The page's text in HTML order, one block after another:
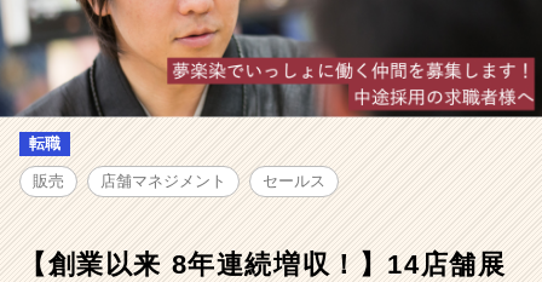
続
増
収！】
14
店
展
開
「き
転職
販売 店舗マネジメント セールス
【創業以来 8年連続増収！】14店舗展